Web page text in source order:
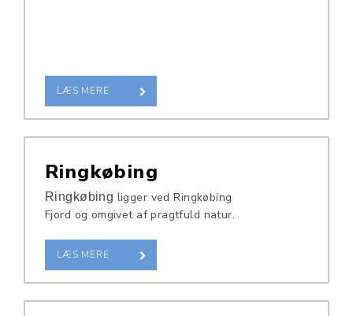
LÆS MERE
Ringkøbing
Ringkøbing ligger ved Ringkøbing
Fjord og omgivet af pragtfuld natur.
LÆS MERE